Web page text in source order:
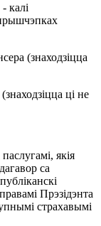
калі
(знаходзіцца
ці не
якія
са
Прэзідэнта
страхавымі